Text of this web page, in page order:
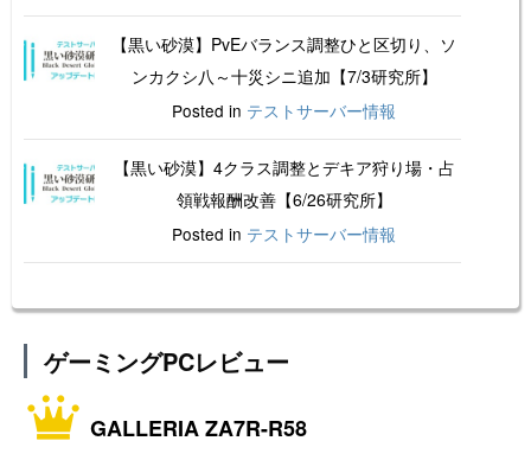
【黒い砂漠】PvEバランス調整ひと区切り、ソ
ンカクシ八～十災シニ追加【7/3研究所】
Posted in テストサーバー情報
【黒い砂漠】4クラス調整とデキア狩り場・占
領戦報酬改善【6/26研究所】
Posted in テストサーバー情報
ゲーミングPCレビュー
GALLERIA ZA7R-R58